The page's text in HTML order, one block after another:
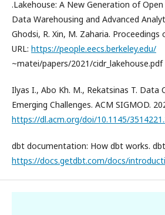
.Lakehouse: A New Generation of
Data Warehousing and Advanced
Ghodsi, R. Xin, M. Zaharia. Proceedings
URL: https://people.eecs.berkeley.edu/
~matei/papers/2021/cidr_lakehouse.pdf
Ilyas I., Abo Kh. M., Rekatsinas T. Data
Emerging Challenges. ACM SIGMOD.
https://dl.acm.org/doi/10.1145/
dbt documentation: How dbt works. dbt
https://docs.getdbt.com/docs/